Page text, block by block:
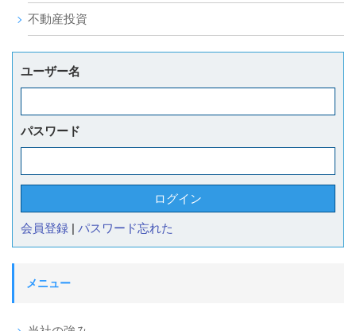
不動産投資
ユーザー名
パスワード
会員登録 | パスワード忘れた
メニュー